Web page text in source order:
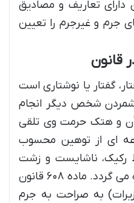
دارای تعاریف و مصادیق
و غیرجرم را تعیین
گفتار یا نوشتاری است
شخص دیگر انجام
و هتک حرمت وی تلقی
ای از توهین محسوب
رکیک، ناشایست و زشت
برای تحقیر مخاطب استفاده می گردد. ماده ۶۰۸ قانون
به صراحت به جرم